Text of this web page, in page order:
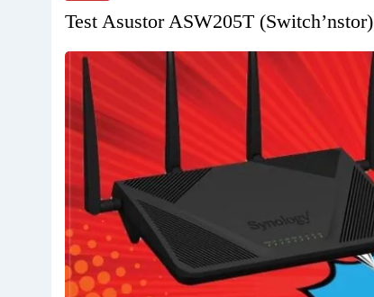
Test Asustor ASW205T (Switch’nstor)